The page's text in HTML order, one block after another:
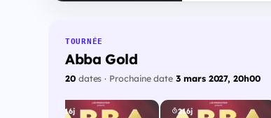
TOURNÉE
Abba Gold
20dates · Prochaine date3 mars 2027, 20h00
216j 216j